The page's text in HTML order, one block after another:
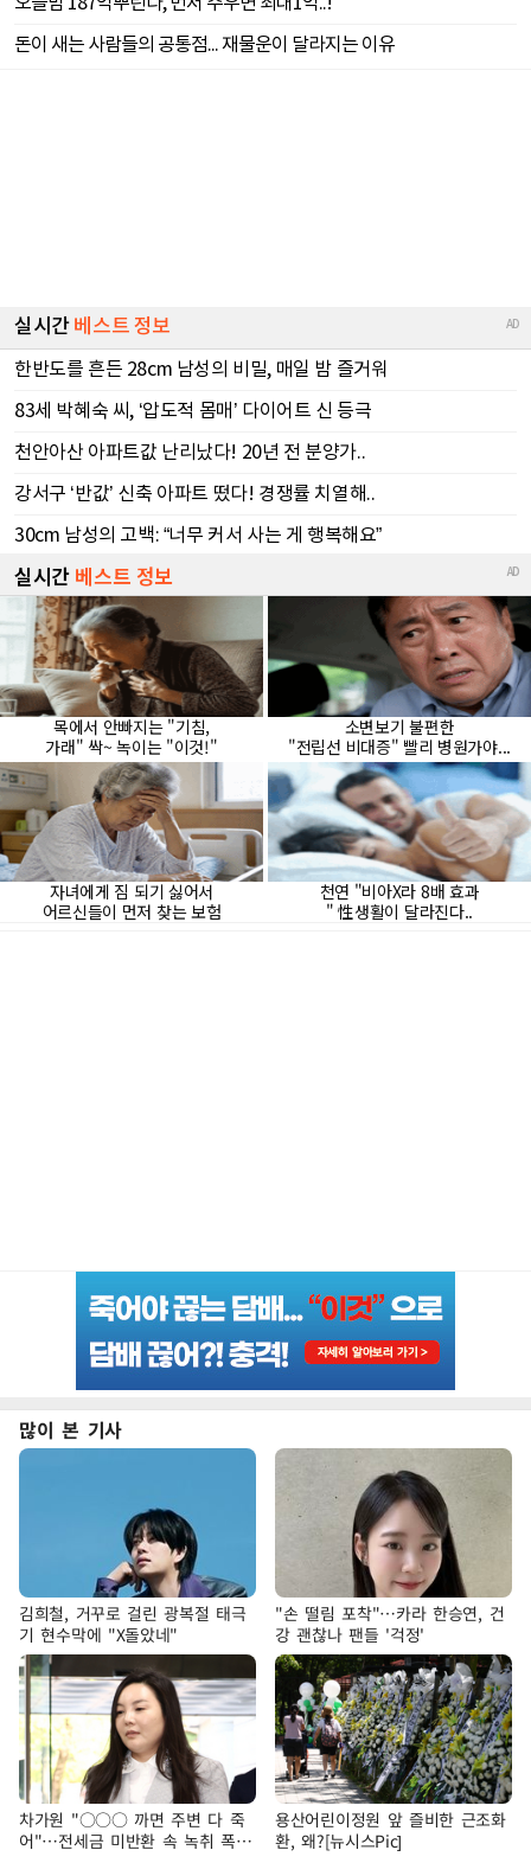
많이 본 기사
김희철, 거꾸로 걸린 광복절 태극
기 현수막에 "X돌았네"
"손 떨림 포착"…카라 한승연, 건
강 괜찮나 팬들 '걱정'
차가원 "○○○ 까면 주변 다 죽
어"…전세금 미반환 속 녹취 폭로
용산어린이정원 앞 즐비한 근조화
환, 왜?[뉴시스Pic]